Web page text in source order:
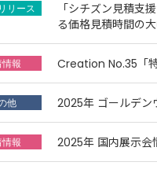
「シチズン見積支
る価格見積時間の
Creation No.35「
2025年 ゴールデン
2025年 国内展示会